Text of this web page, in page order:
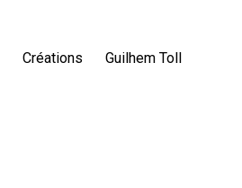
Créations Guilhem Toll